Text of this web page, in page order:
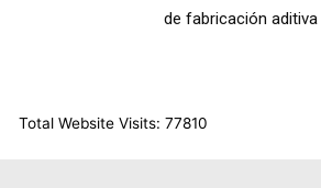
de fabricación aditiva .
Total Website Visits: 77810